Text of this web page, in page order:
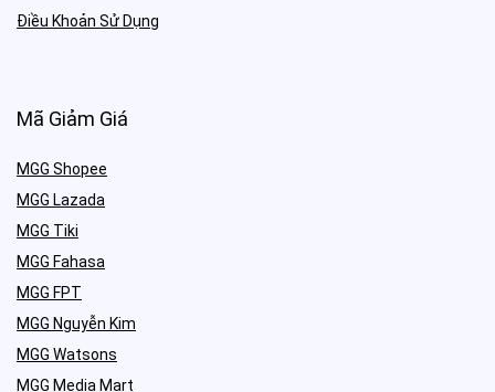
Điều Khoản Sử Dụng
Mã Giảm Giá
MGG Shopee
MGG Lazada
MGG Tiki
MGG Fahasa
MGG FPT
MGG Nguyễn Kim
MGG Watsons
MGG Media Mart